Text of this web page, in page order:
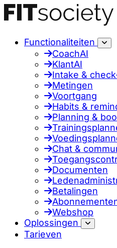
Functionaliteiten
CoachAI
KlantAI
Intake &
Metingen
Voortgang
Habits &
Planning &
Chat &
Documenten
Betalingen
Webshop
Oplossingen
Tarieven